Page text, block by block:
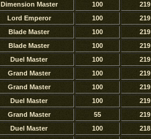
Dimension Master 100
219
Lord Emperor 100
219
Blade Master 100
219
Blade Master 100
219
Duel Master 100
219
Grand Master 100
219
Grand Master 100
219
Duel Master 100
219
Grand Master 55
219
Duel Master 100
218